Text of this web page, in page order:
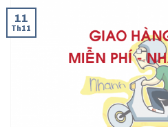
11
Th11